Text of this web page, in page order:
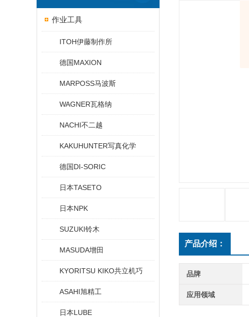
作业工具
ITOH伊藤制作所
德国MAXION
MARPOSS马波斯
WAGNER瓦格纳
NACHI不二越
KAKUHUNTER写真化学
德国DI-SORIC
日本TASETO
日本NPK
SUZUKI铃木
MASUDA增田
KYORITSU KIKO共立机巧
ASAHI旭精工
日本LUBE
产品介绍：
品牌
应用领域